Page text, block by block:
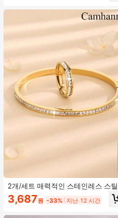
2개/세트 매력적인 스테인레스 스틸
스퀘어 뱅글 링, 여성용 데일리 스타
스타일 장식용
3,687원 -33% 지난 12 시간